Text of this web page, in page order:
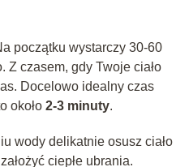
początku wystarczy 30-60
Z czasem, gdy Twoje ciało
Docelowo idealny czas
około 2-3 minuty.
wody delikatnie osusz ciało
ciepłe ubrania.